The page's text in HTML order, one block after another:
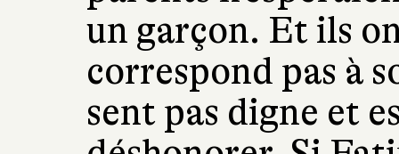
un garçon. Et ils
correspond pas à
sent pas digne et